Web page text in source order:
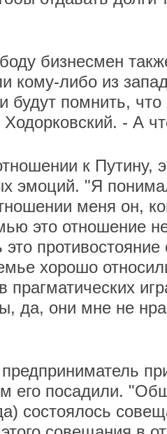
бизнесмен
кому-либо из
будут помнить,
- А
к
эмоций. "Я
меня он,
это отношение
это
хорошо
прагматических
да, они мне не
его посадили.
состоялось